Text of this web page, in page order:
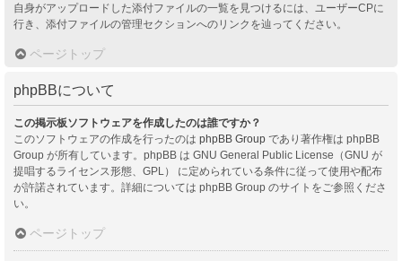
自身がアップロードした添付ファイルの一覧を見つけるには、ユーザーCPに
行き、添付ファイルの管理セクションへのリンクを辿ってください。
ページトップ
phpBBについて
この掲示板ソフトウェアを作成したのは誰ですか？
このソフトウェアの作成を行ったのは phpBB Group であり著作権は phpBB
Group が所有しています。phpBB は GNU General Public License（GNU が
提唱するライセンス形態、GPL） に定められている条件に従って使用や配布
が許諾されています。詳細については phpBB Group のサイトをご参照くださ
い。
ページトップ